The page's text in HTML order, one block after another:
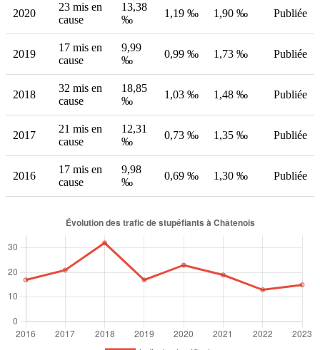
2020
23 mis en
cause
13,38
‰
1,19 ‰ 1,90 ‰ Publiée
2019
17 mis en
cause
9,99
‰
0,99 ‰ 1,73 ‰ Publiée
2018
32 mis en
cause
18,85
‰
1,03 ‰ 1,48 ‰ Publiée
2017
21 mis en
cause
12,31
‰
0,73 ‰ 1,35 ‰ Publiée
2016
17 mis en
cause
9,98
‰
0,69 ‰ 1,30 ‰ Publiée